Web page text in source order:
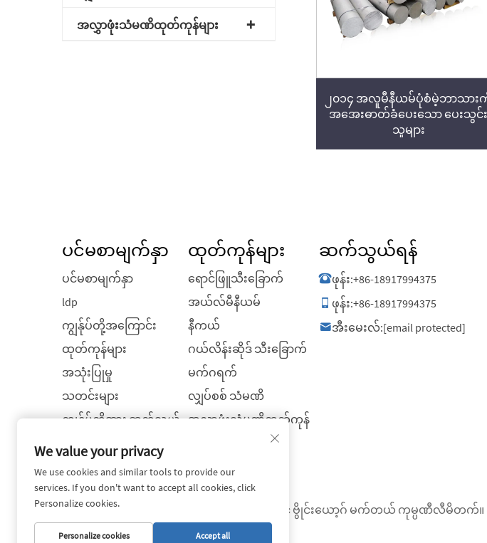
အလွှာဖုံးသံမဏိထုတ်ကုန်များ
၂၀၁၄ အလူမီနီယမ်ပုံစံမဲ့ဘာသား
အအေးဓာတ်ခံပေးသော ပေးသွင်
သူများ
ပင်မစာမျက်နှာ
ပင်မစာမျက်နှာ
ldp
ကျွန်ုပ်တို့အကြောင်း
ထုတ်ကုန်များ
အသုံးပြုမှု
သတင်းများ
ကျွန်ုပ်တို့အား ဆက်သွယ်
บล็อก
ထုတ်ကုန်များ
ရောင်ဖြူသီးခြောက်
အယ်လ်မီနီယမ်
နီကယ်
ဂယ်လိန်းဆိုဒ် သီးခြောက်
မက်ဂရက်
လျှပ်စစ် သံမဏိ
အလွှာဖုံးသံမဏိထုတ်ကုန်
ဆက်သွယ်ရန်
ဖုန်း:+86-18917994375
ဖုန်း:+86-18917994375
အီးမေးလ်:[email protected]
မူရင်းပိုင်ခွင့် © ၂၀၂၆ တရုတ်နိုင်ငံ ဗွိုင်းယော့ဂ် မက်တယ် ကုမ္ပဏီလီမိတက်။
We value your privacy
We use cookies and similar tools to provide our
services. If you don't want to accept all cookies, click
Personalize cookies.
Personalize cookies Accept all